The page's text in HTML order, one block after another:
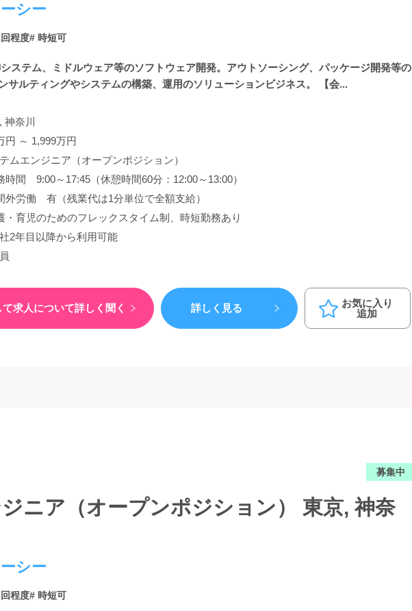
シー
程度# 時短可
システム、ミドルウェア等のソフトウェア開発。アウトソーシング、パッケージ開発等の
サルティングやシステムの構築、運用のソリューションビジネス。 【会...
神奈川
円 ～ 1,999万円
ムエンジニア（オープンポジション）
時間 9:00～17:45（休憩時間60分：12:00～13:00）
外労働 有（残業代は1分単位で全額支給）
・育児のためのフレックスタイム制、時短勤務あり
2年目以降から利用可能
て求人について詳しく聞く 詳しく見る
お気に入り
追加
募集中
ニア（オープンポジション） 東京, 神奈
シー
程度# 時短可